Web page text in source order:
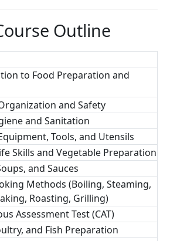
Outline
to Food Preparation and
and Safety
and Sanitation
Tools, and Utensils
Skills and Vegetable Preparation
and Sauces
Methods (Boiling, Steaming,
Roasting, Grilling)
Assessment Test (CAT)
and Fish Preparation